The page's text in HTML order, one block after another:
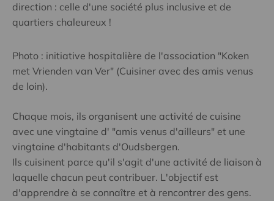
direction : celle d'une société plus inclusive et de
quartiers chaleureux !
Photo : initiative hospitalière de l'association "Koken
met Vrienden van Ver" (Cuisiner avec des amis venus
de loin).
Chaque mois, ils organisent une activité de cuisine
avec une vingtaine d' "amis venus d'ailleurs" et une
vingtaine d'habitants d'Oudsbergen.
Ils cuisinent parce qu'il s'agit d'une activité de liaison à
laquelle chacun peut contribuer. L'objectif est
d'apprendre à se connaître et à rencontrer des gens.